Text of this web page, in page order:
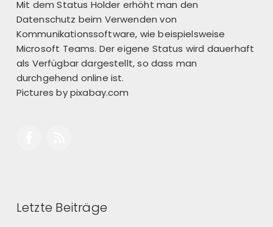
Mit dem Status Holder erhöht man den
Datenschutz beim Verwenden von
Kommunikationssoftware, wie beispielsweise
Microsoft Teams. Der eigene Status wird dauerhaft
als Verfügbar dargestellt, so dass man
durchgehend online ist.
Pictures bypixabay.com
Letzte Beiträge